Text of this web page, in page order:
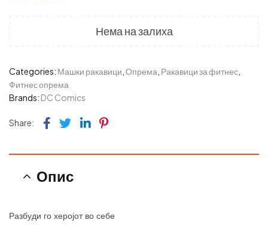
Нема на залиха
Categories: Машки ракавици Опрема Ракавици за фитнес
Фитнес опрема
Brands: DC Comics
Share: Facebook
TwitterLinkedin
Pinterest
Опис
Разбуди го херојот во себе